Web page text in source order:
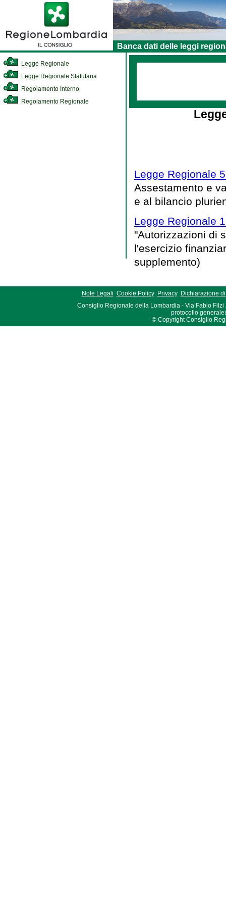
Banca dati delle leggi
Legge Regionale
Legge Regionale Statutaria
Regolamento Interno
Regolamento Regionale
Legge Regionale
Assestamento e
e al bilancio
Legge Regionale
"Autorizzazioni di
l'esercizio
supplemento)
Note Legali Cookie Policy Privacy
Dichiarazione
Consiglio Regionale della Lombardia - Via Fabio Filzi
© Copyright Consiglio